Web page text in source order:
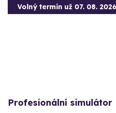
Volný termín už 07. 08. 2026
Profesionální simulátor